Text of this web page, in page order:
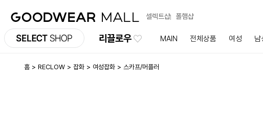
셀렉트샵 폴햄샵
리끌로우 MAIN 전체상품 여성 남
홈 RECLOW 잡화 여성잡화 스카프/머플러